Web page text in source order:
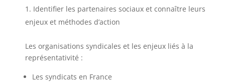
Identifier les partenaires sociaux et connaître leurs
enjeux et méthodes d’action
Les organisations syndicales et les enjeux liés à la
représentativité :
Les syndicats en France